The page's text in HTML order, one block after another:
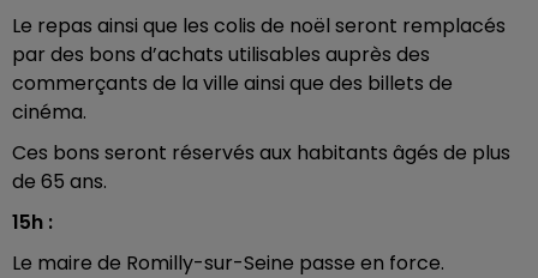
Le repas ainsi que les colis de noël seront remplacés
par des bons d’achats utilisables auprès des
commerçants de la ville ainsi que des billets de
cinéma.
Ces bons seront réservés aux habitants âgés de plus
de 65 ans.
15h :
Le maire de Romilly-sur-Seine passe en force.